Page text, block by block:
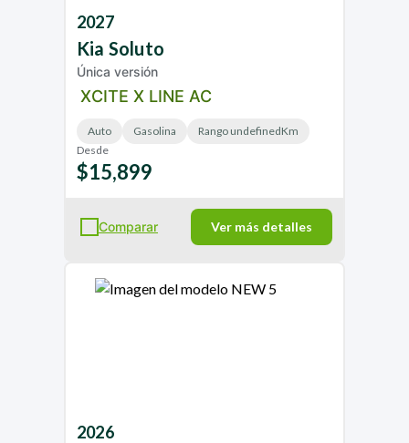
2027
Kia Soluto
Única versión
XCITE X LINE AC
Auto Gasolina
Rango undefinedKm
Desde
$15,899
Comparar Ver más detalles
2026